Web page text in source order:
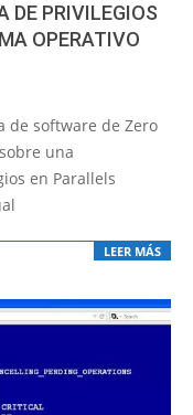
DE PRIVILEGIOS
OPERATIVO
de software de Zero
una
en Parallels
LEER MÁS